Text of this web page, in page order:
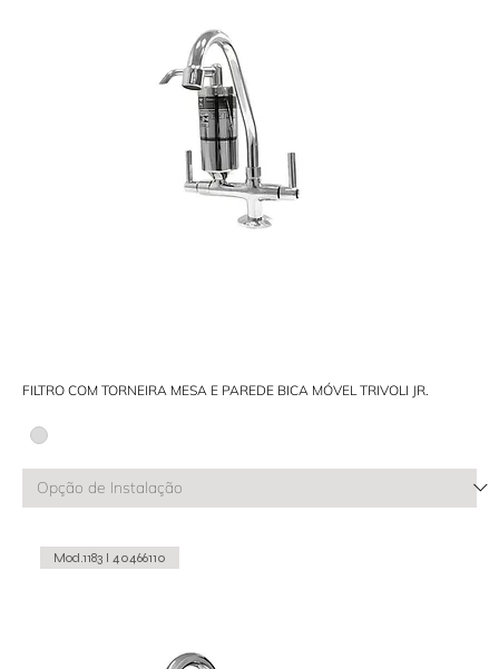
FILTRO COM TORNEIRA MESA E PAREDE BICA MÓVEL TRIVOLI JR.
Mod.1183 I 40466110